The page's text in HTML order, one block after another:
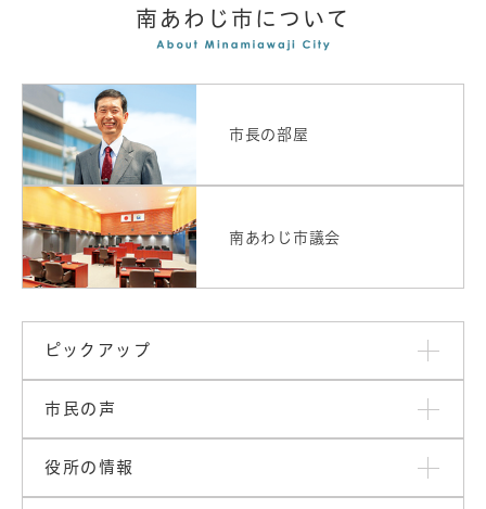
南あわじ市について
市長の部屋
南あわじ市議会
ピックアップ
市民の声
役所の情報